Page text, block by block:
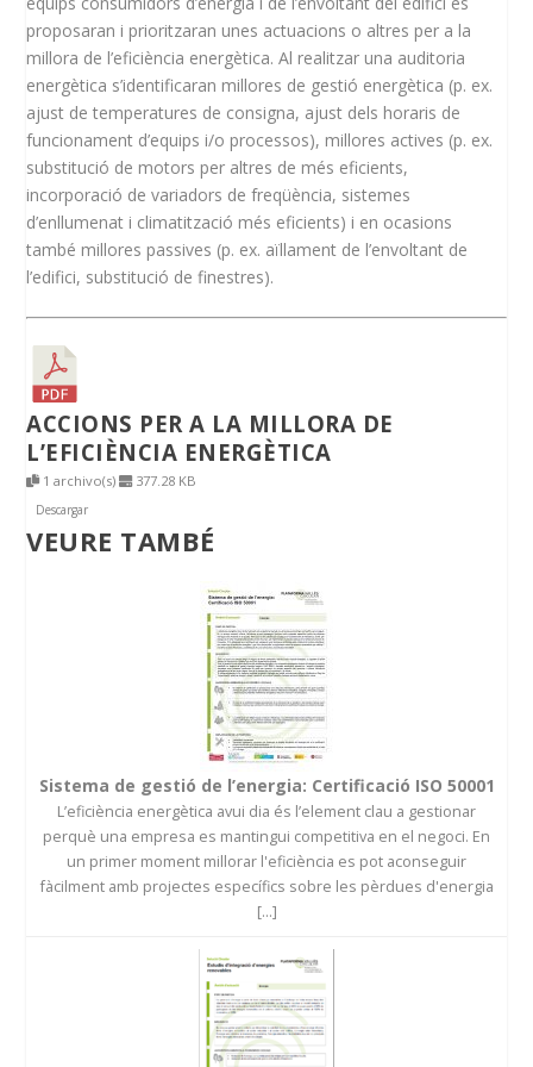
proposaran i prioritzaran unes actuacions o altres per a la
millora de l’eficiència energètica. Al realitzar una auditoria
energètica s’identificaran millores de gestió energètica (p. ex.
ajust de temperatures de consigna, ajust dels horaris de
funcionament d’equips i/o processos), millores actives (p. ex.
substitució de motors per altres de més eficients,
incorporació de variadors de freqüència, sistemes
d’enllumenat i climatització més eficients) i en ocasions
també millores passives (p. ex. aïllament de l’envoltant de
l’edifici, substitució de finestres).
ACCIONS PER A LA MILLORA DE
L’EFICIÈNCIA ENERGÈTICA
1 archivo(s) 377.28 KB
Descargar
VEURE TAMBÉ
Sistema de gestió de l’energia: Certificació ISO 50001
L’eficiència energètica avui dia és l’element clau a gestionar
perquè una empresa es mantingui competitiva en el negoci. En
un primer moment millorar l'eficiència es pot aconseguir
fàcilment amb projectes específics sobre les pèrdues d'energia
[...]